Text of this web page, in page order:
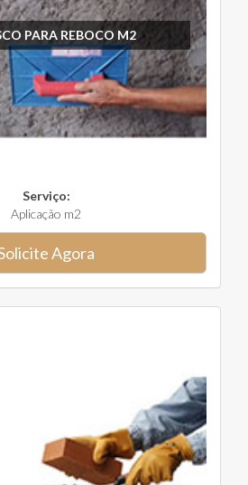
PARA REBOCO M2
Serviço:
Aplicação m2
Agora